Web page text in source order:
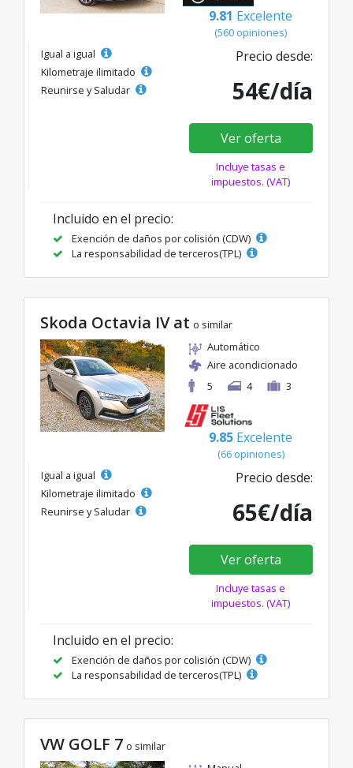
9.81 Excelente
(560 opiniones)
Igual a igual
Kilometraje ilimitado
Reunirse y Saludar
Precio desde:
54€/día
Ver oferta
Incluye tasas e
impuestos. (VAT)
Incluido en el precio:
Exención de daños por colisión (CDW)
La responsabilidad de terceros(TPL)
Skoda Octavia IV at o similar
Automático
Aire acondicionado
5
4 3
9.85 Excelente
(66 opiniones)
Igual a igual
Kilometraje ilimitado
Reunirse y Saludar
Precio desde:
65€/día
Ver oferta
Incluye tasas e
impuestos. (VAT)
Incluido en el precio:
Exención de daños por colisión (CDW)
La responsabilidad de terceros(TPL)
VW GOLF 7 o similar